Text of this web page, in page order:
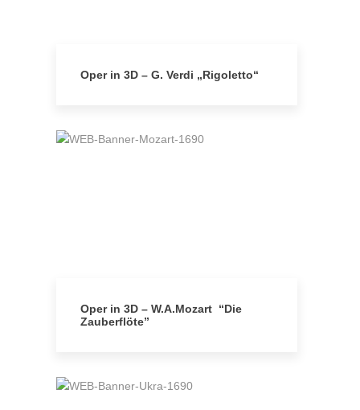
Oper in 3D – G. Verdi „Rigoletto“
Oper in 3D – W.A.Mozart “Die
Zauberflöte”